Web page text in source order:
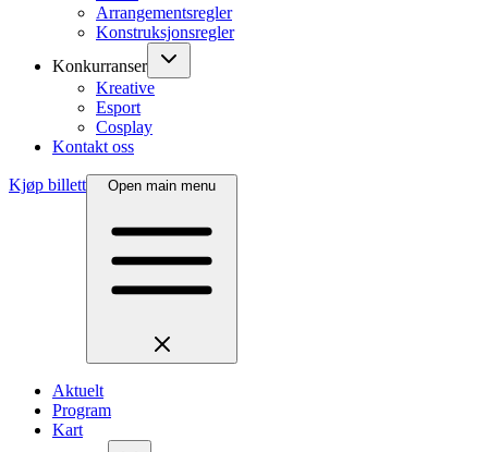
Arrangementsregler
Konstruksjonsregler
Konkurranser
Kreative
Esport
Cosplay
Kontakt oss
Kjøp billett Open main menu
Aktuelt
Program
Kart